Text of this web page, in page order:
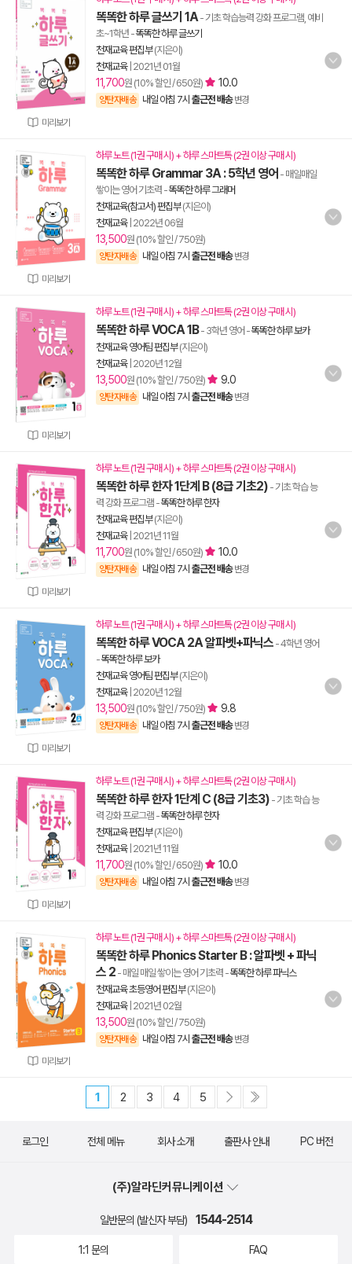
미리보기
똑똑한 하루 글쓰기 1A- 기초 학습능력 강화 프로그램, 예비
초~1학년 -똑똑한 하루 글쓰기
천재교육 편집부(지은이)
천재교육| 2021년 01월
11,700원 (10% 할인 / 650원) 10.0
양탄자배송 내일 아침 7시 출근전 배송 변경
미리보기
하루 노트 (1권 구매 시) + 하루 스마트톡 (2권 이상 구매 시)
똑똑한 하루 Grammar 3A : 5학년 영어 - 매일매일
쌓이는 영어 기초력 -똑똑한 하루 그래머
천재교육(참고서) 편집부(지은이)
천재교육| 2022년 06월
13,500원 (10% 할인 / 750원)
양탄자배송 내일 아침 7시 출근전 배송 변경
미리보기
하루 노트 (1권 구매 시) + 하루 스마트톡 (2권 이상 구매 시)
똑똑한 하루 VOCA 1B- 3학년 영어 -똑똑한 하루 보카
천재교육 영어팀 편집부(지은이)
천재교육| 2020년 12월
13,500원 (10% 할인 / 750원) 9.0
양탄자배송 내일 아침 7시 출근전 배송 변경
미리보기
하루 노트 (1권 구매 시) + 하루 스마트톡 (2권 이상 구매 시)
똑똑한 하루 한자 1단계 B (8급 기초2) - 기초 학습 능
력 강화 프로그램 -똑똑한 하루 한자
천재교육 편집부(지은이)
천재교육| 2021년 11월
11,700원 (10% 할인 / 650원) 10.0
양탄자배송 내일 아침 7시 출근전 배송 변경
미리보기
하루 노트 (1권 구매 시) + 하루 스마트톡 (2권 이상 구매 시)
똑똑한 하루 VOCA 2A 알파벳+파닉스 - 4학년 영어
-똑똑한 하루 보카
천재교육 영어팀 편집부(지은이)
천재교육| 2020년 12월
13,500원 (10% 할인 / 750원) 9.8
양탄자배송 내일 아침 7시 출근전 배송 변경
미리보기
하루 노트 (1권 구매 시) + 하루 스마트톡 (2권 이상 구매 시)
똑똑한 하루 한자 1단계 C (8급 기초3) - 기초 학습 능
력 강화 프로그램 -똑똑한 하루 한자
천재교육 편집부(지은이)
천재교육| 2021년 11월
11,700원 (10% 할인 / 650원) 10.0
양탄자배송 내일 아침 7시 출근전 배송 변경
미리보기
하루 노트 (1권 구매 시) + 하루 스마트톡 (2권 이상 구매 시)
똑똑한 하루 Phonics Starter B : 알파벳 + 파닉
스 2 - 매일 매일 쌓이는 영어 기초력 -똑똑한 하루 파닉스
천재교육 초등영어 편집부(지은이)
천재교육| 2021년 02월
13,500원 (10% 할인 / 750원)
양탄자배송 내일 아침 7시 출근전 배송 변경
1 2 3 4 5
로그인 전체 메뉴 회사 소개 출판사 안내 PC 버전
(주)알라딘커뮤니케이션
일반문의 (발신자 부담) 1544-2514
1:1 문의 FAQ